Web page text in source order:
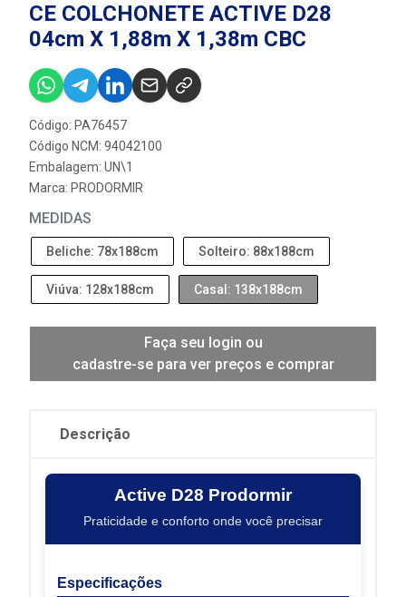
CE COLCHONETE ACTIVE D28
04cm X 1,88m X 1,38m CBC
Código: PA76457
Código NCM: 94042100
Embalagem: UN\1
Marca: PRODORMIR
MEDIDAS
Beliche: 78x188cm Solteiro: 88x188cm
Viúva: 128x188cm Casal: 138x188cm
Faça seu login ou
cadastre-se para ver preços e comprar
Descrição
Active D28 Prodormir
Praticidade e conforto onde você precisar
Especificações